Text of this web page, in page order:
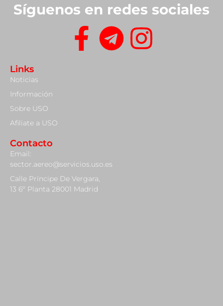
Síguenos en redes sociales
Links
Noticias
Información
Sobre USO
Afiliate a USO
Contacto
Email:
sector.aereo@servicios.uso.es
Calle Príncipe De Vergara,
13 6º Planta 28001 Madrid